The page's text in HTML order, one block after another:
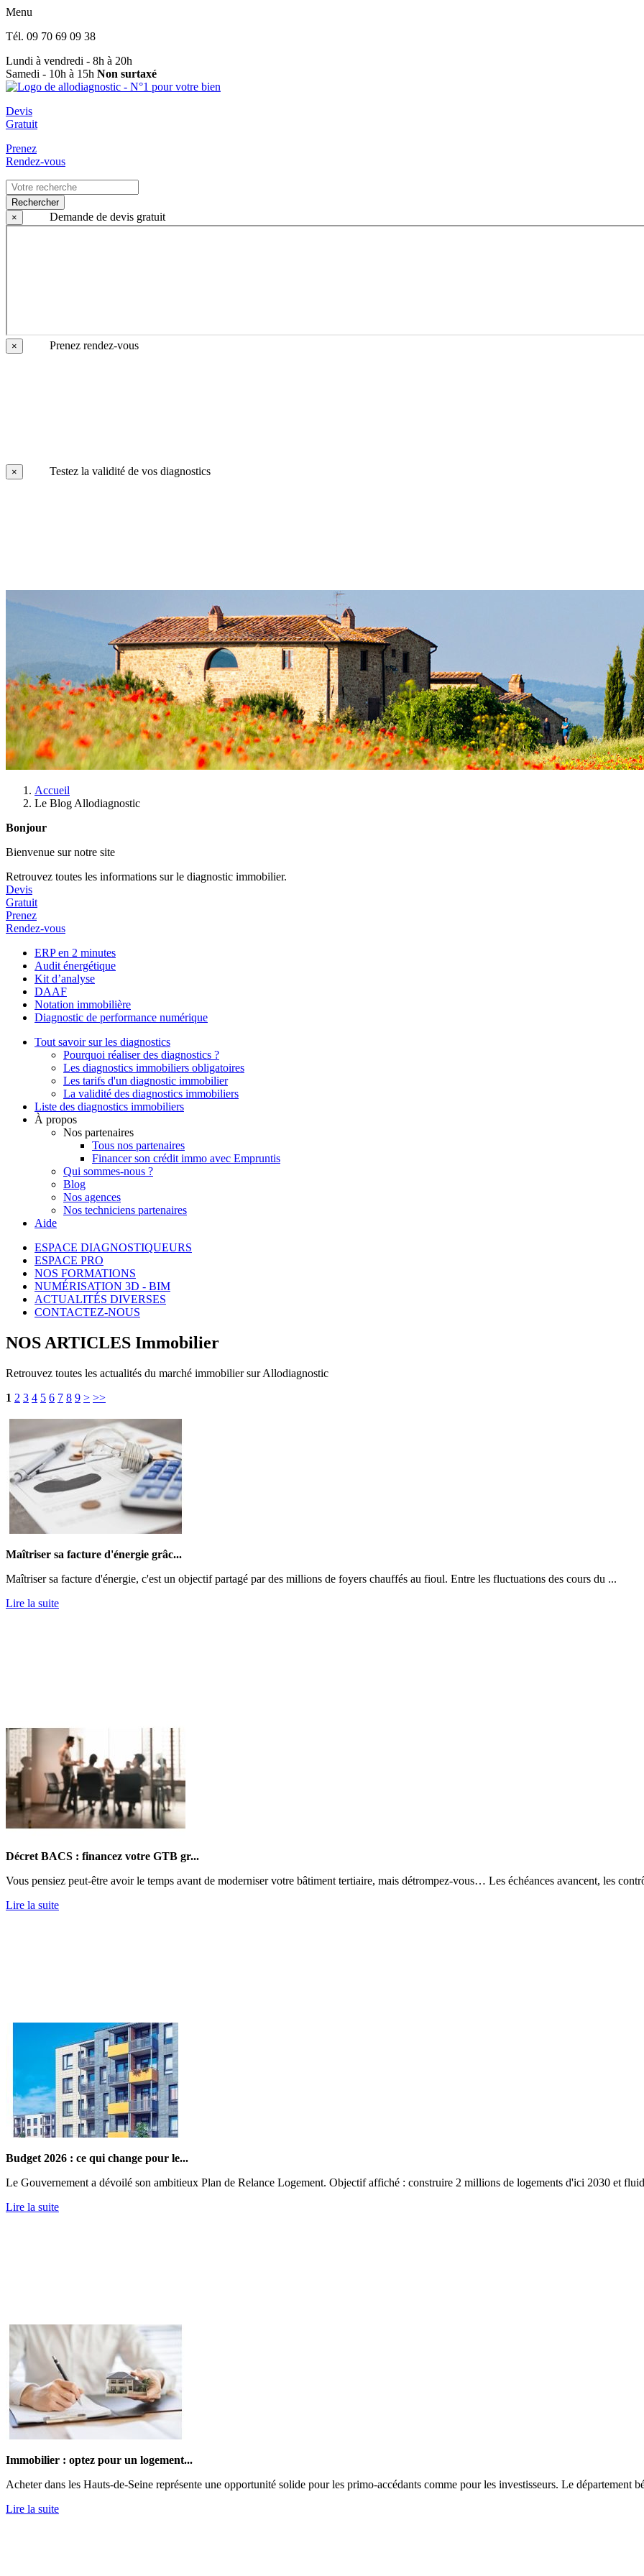
Menu
Tél. 09 70 69 09 38
Lundi à vendredi - 8h à 20h
Samedi - 10h à 15h Non surtaxé
Devis
Gratuit
Prenez
Rendez-vous
Rechercher
×
Demande de devis gratuit
× Prenez rendez-vous
× Testez la validité de vos diagnostics
Accueil
Le Blog Allodiagnostic
Bonjour
Bienvenue sur notre site
Retrouvez toutes les informations sur le diagnostic immobilier.
Devis
Gratuit
Prenez
Rendez-vous
ERP en 2 minutes
Audit énergétique
Kit d’analyse
DAAF
Notation immobilière
Diagnostic de performance numérique
Tout savoir sur les diagnostics
Pourquoi réaliser des diagnostics ?
Les diagnostics immobiliers obligatoires
Les tarifs d'un diagnostic immobilier
La validité des diagnostics immobiliers
Liste des diagnostics immobiliers
À propos
Nos partenaires
Tous nos partenaires
Financer son crédit immo avec Empruntis
Qui sommes-nous ?
Blog
Nos agences
Nos techniciens partenaires
Aide
ESPACE DIAGNOSTIQUEURS
ESPACE PRO
NOS FORMATIONS
NUMÉRISATION 3D - BIM
ACTUALITÉS DIVERSES
CONTACTEZ-NOUS
NOS ARTICLES Immobilier
Retrouvez toutes les actualités du marché immobilier sur Allodiagnostic
1 2 3 4 5 6 7 8 9 > >>
Maîtriser sa facture d'énergie grâc...
Maîtriser sa facture d'énergie, c'est un objectif partagé par des millions de foyers chauffés au fioul. Entre les fluctuations des cours du ...
Lire la suite
Décret BACS : financez votre GTB gr...
Vous pensiez peut-être avoir le temps avant de moderniser votre bâtiment tertiaire, mais détrompez-vous… Les échéances avancent, les
Lire la suite
Budget 2026 : ce qui change pour le...
Le Gouvernement a dévoilé son ambitieux Plan de Relance Logement. Objectif affiché : construire 2 millions de logements d'ici 2030 et
Lire la suite
Immobilier : optez pour un logement...
Acheter dans les Hauts-de-Seine représente une opportunité solide pour les primo-accédants comme pour les investisseurs. Le département
Lire la suite